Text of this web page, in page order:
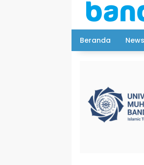
Beranda News